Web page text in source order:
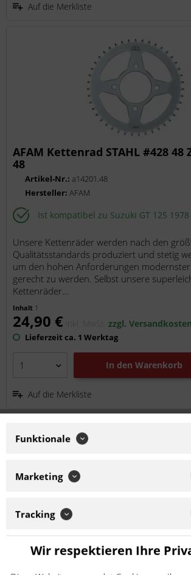
Auf die Merkliste
AFAM Kettenrad STAHL #428 48
48
Artikel-Nr.: a14201.48
Hersteller:AFAM
Ist kompatibel zu Suzuki GT 125 1978
Unsere Kettenräder werden nach den
Qualitätsstandards produziert und stetig
um den hohen Anforderungen
gerecht zu werden. Selbst unsere
Kettenräder...
Inhalt 1
24,90 € inkl. MwSt.zzgl. Versandkosten
Lieferzeit ca. 1 Werktag
In den Warenkorb
Auf die Merkliste
AFAM Kettenrad STAHL #428 50
Funktionale
Marketing
Tracking
Wir respektieren Ihre